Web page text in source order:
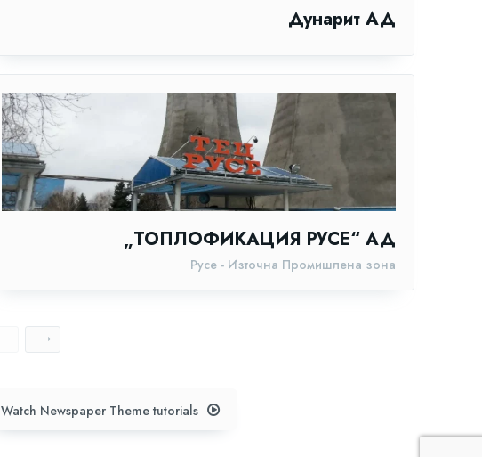
Дунарит АД
„ТОПЛОФИКАЦИЯ РУСЕ“ АД
Русе - Източна Промишлена зона
Watch Newspaper Theme tutorials